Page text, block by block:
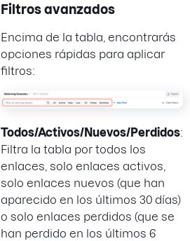
Filtros avanzados
Encima de la tabla, encontrarás
opciones rápidas para aplicar
filtros:
Todos/Activos/Nuevos/Perdidos:
Filtra la tabla por todos los
enlaces, solo enlaces activos,
solo enlaces nuevos (que han
aparecido en los últimos 30 días)
o solo enlaces perdidos (que se
han perdido en los últimos 6